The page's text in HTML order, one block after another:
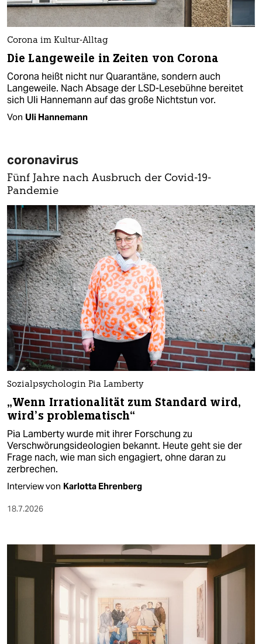
Corona im Kultur-Alltag
Die Langeweile in Zeiten von Corona
Corona heißt nicht nur Quarantäne, sondern auch
Langeweile. Nach Absage der LSD-Lesebühne bereitet
sich Uli Hannemann auf das große Nichtstun vor.
Von Uli Hannemann
coronavirus
Fünf Jahre nach Ausbruch der Covid-19-
Pandemie
Sozialpsychologin Pia Lamberty
„Wenn Irrationalität zum Standard wird,
wird’s problematisch“
Pia Lamberty wurde mit ihrer Forschung zu
Verschwörungsideologien bekannt. Heute geht sie der
Frage nach, wie man sich engagiert, ohne daran zu
zerbrechen.
Interview von Karlotta Ehrenberg
18.7.2026